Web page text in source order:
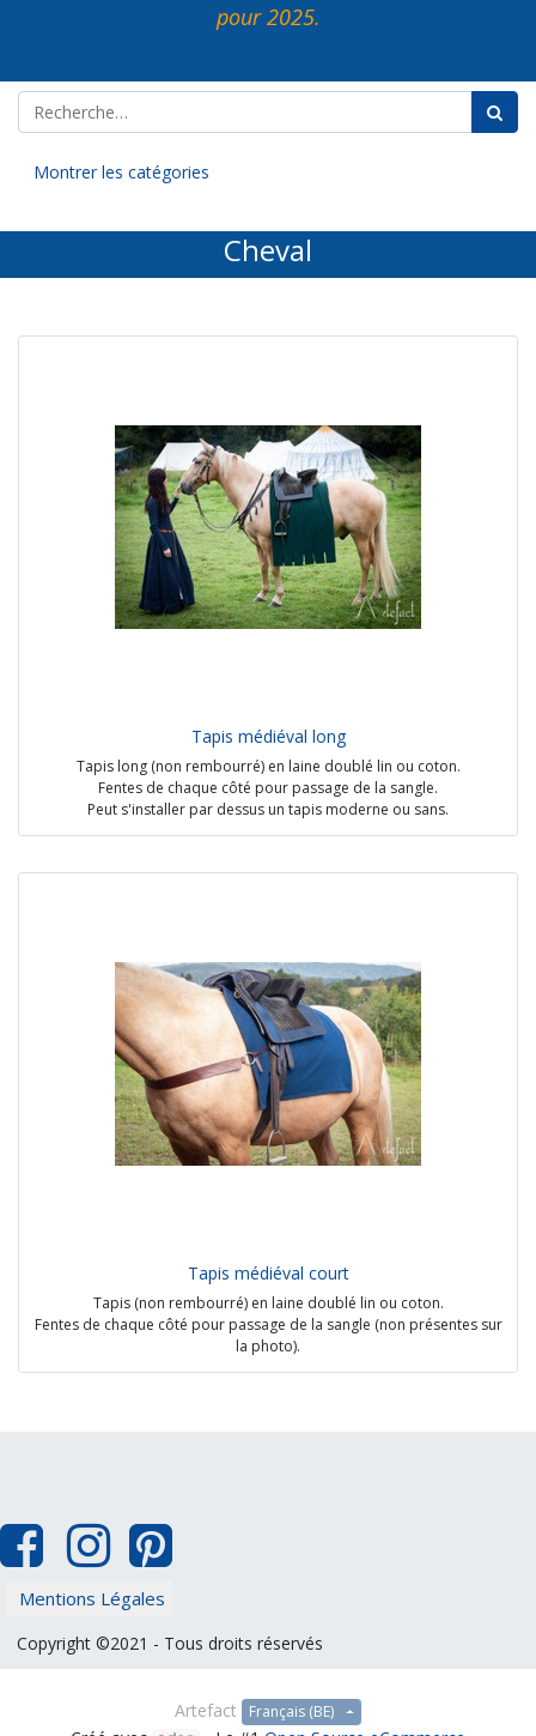
pour 2025.
Montrer les catégories
Cheval
Tapis médiéval long
Tapis long (non rembourré) en laine doublé lin ou coton.
Fentes de chaque côté pour passage de la sangle.
Peut s'installer par dessus un tapis moderne ou sans.
Employé du 13e au 15e siècle dans des contextes civils et non
A ma connaissance, pas de représentations pour les hommes au 13e
- Entrée de Charles V à Paris, BnF, Ms 6465, fol. 417 (1455-1460)
- Stuttgart playing cards, ca. 1430
- UBH Cod. Pal. germ. 848 Codex Manesse, fol. 69r (1300-1340)
- Roman d'Arthur, France, Beinecke MS 229, fol 40v. (1275-1300)
Options :
- Matières différentes
- Découpures différentes
Prix : à partir de 105€
Tapis médiéval court
Tapis (non rembourré) en laine doublé lin ou coton.
Fentes de chaque côté pour passage de la sangle (non présentes sur
la photo).
Peut s'installer par dessus un tapis moderne ou sans.
Mentions Légales
Copyright ©2021 - Tous droits réservés
Artefact Français (BE)